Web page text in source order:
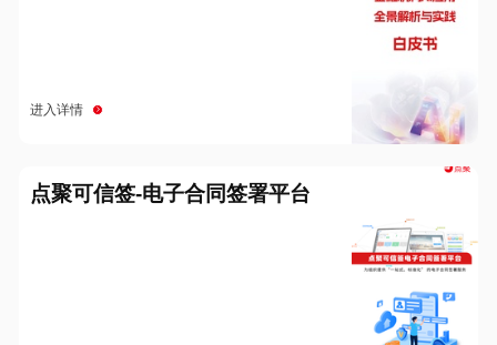
进入详情
点聚可信签-电子合同签署平台